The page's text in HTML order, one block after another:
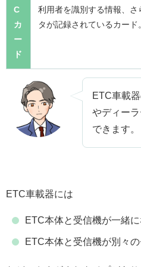
C
カ
ー
ド
利用者を識別する情報、
タが記録されているカード。
ETC車載
やディー
できます。
ETC車載器には
ETC本体と受信機が一緒
ETC本体と受信機が別々